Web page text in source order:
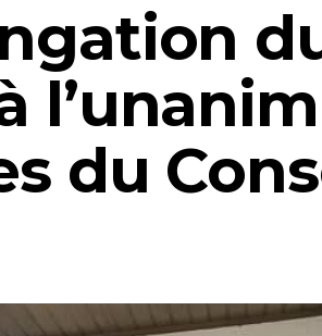
du